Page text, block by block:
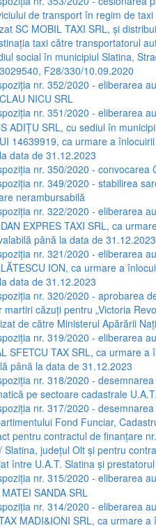
de transport în regim de
SC MOBIL TAXI SRL, și
taxi către transportatorul
social în municipiul Slatina,
F28/330/10.09.2020
nr. 352/2020 - eliberarea
NICU SRL
nr. 351/2020 - eliberarea
ADIȚU SRL, cu sediul în
14639919, ca urmare a
data de 31.12.2023
nr. 350/2020 - convocarea
nr. 349/2020 - stabilirea
nerambursabilă
nr. 322/2020 - eliberarea
EXPRES TAXI SRL, ca
până la data de 31.12.2023
nr. 321/2020 - eliberarea
ION, ca urmare a
data de 31.12.2023
nr. 320/2020 - aprobarea
martiri căzuți pentru „Victoria
de către Ministerul Apărării
nr. 319/2020 - eliberarea
SFETCU TAX SRL, ca urmare
până la data de 31.12.2023
nr. 318/2020 -
pe sectoare cadastrale
nr. 317/2020 -
Fond Funciar,
pentru contractul de finanțare
Slatina, județul Olt și pentru
între U.A.T. Slatina și
nr. 315/2020 - eliberarea
SANDA SRL
nr. 314/2020 - eliberarea
MADI&IONI SRL, ca urmare